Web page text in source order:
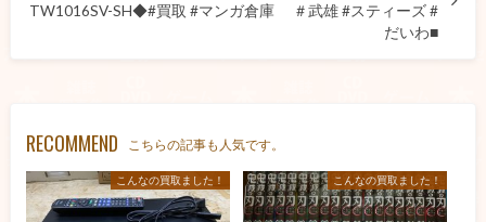
TW1016SV-SH◆#買取 #マンガ倉庫 ＃武雄 #スティーズ #
だいわ■
RECOMMEND こちらの記事も人気です。
こんなの買取ました！ こんなの買取ました！